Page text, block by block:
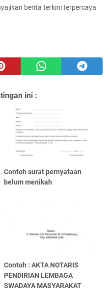
berita terkini terpercaya
ini :
Contoh surat pernyataan
belum menikah
Contoh : AKTA NOTARIS
PENDIRIAN LEMBAGA
SWADAYA MASYARAKAT